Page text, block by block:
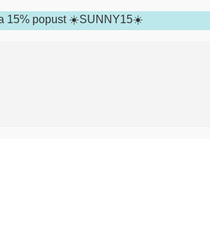
15% popust ☀️SUNNY15☀️